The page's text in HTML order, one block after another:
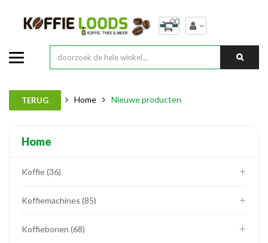
00
TERUG Home Nieuwe producten
Home
Koffie 36
Koffiemachines 85
Koffiebonen 68